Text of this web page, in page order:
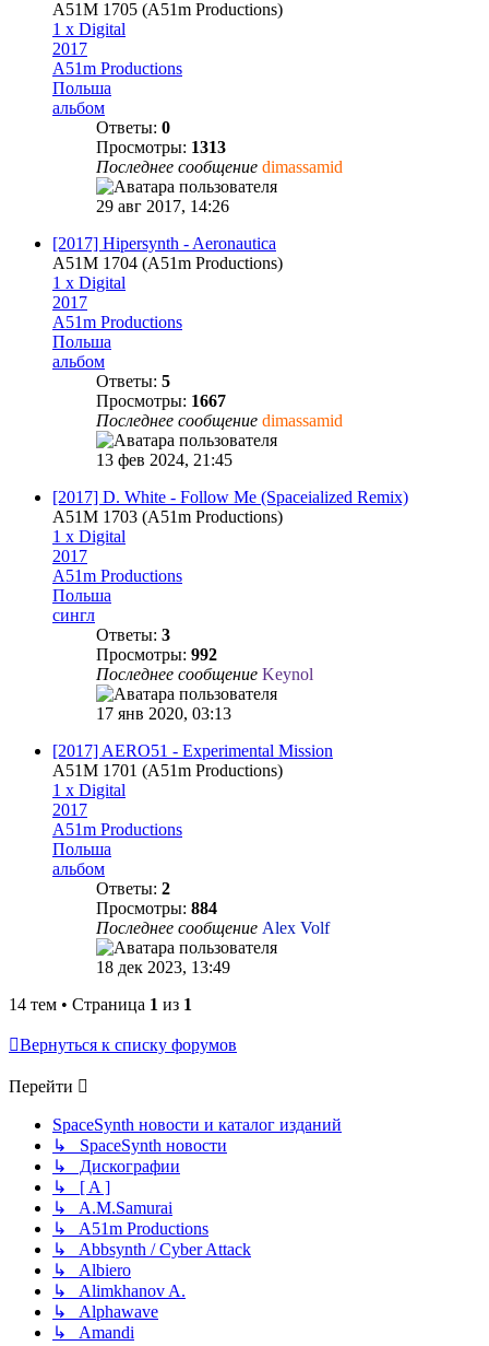
A51M 1705 (A51m Productions)
1 x Digital
2017
A51m Productions
Польша
альбом
Ответы: 0
Просмотры: 1313
Последнее сообщение dimassamid
29 авг 2017, 14:26
[2017] Hipersynth - Aeronautica
A51M 1704 (A51m Productions)
1 x Digital
2017
A51m Productions
Польша
альбом
Ответы: 5
Просмотры: 1667
Последнее сообщение dimassamid
13 фев 2024, 21:45
[2017] D. White - Follow Me (Spaceialized Remix)
A51M 1703 (A51m Productions)
1 x Digital
2017
A51m Productions
Польша
сингл
Ответы: 3
Просмотры: 992
Последнее сообщение Keynol
17 янв 2020, 03:13
[2017] AERO51 - Experimental Mission
A51M 1701 (A51m Productions)
1 x Digital
2017
A51m Productions
Польша
альбом
Ответы: 2
Просмотры: 884
Последнее сообщение Alex Volf
18 дек 2023, 13:49
14 тем • Страница 1 из 1
Вернуться к списку форумов
Перейти
SpaceSynth новости и каталог изданий
↳ SpaceSynth новости
↳ Дискографии
↳ [ A ]
↳ A.M.Samurai
↳ A51m Productions
↳ Abbsynth / Cyber Attack
↳ Albiero
↳ Alimkhanov A.
↳ Alphawave
↳ Amandi